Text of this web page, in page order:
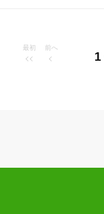
最初 前へ
1